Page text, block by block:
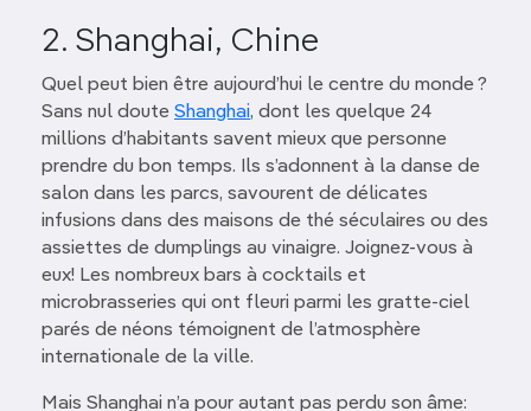
2. Shanghai, Chine
Quel peut bien être aujourd’hui le centre du monde ?
Sans nul doute Shanghai, dont les quelque 24
millions d’habitants savent mieux que personne
prendre du bon temps. Ils s’adonnent à la danse de
salon dans les parcs, savourent de délicates
infusions dans des maisons de thé séculaires ou des
assiettes de dumplings au vinaigre. Joignez-vous à
eux! Les nombreux bars à cocktails et
microbrasseries qui ont fleuri parmi les gratte-ciel
parés de néons témoignent de l’atmosphère
internationale de la ville.
Mais Shanghai n’a pour autant pas perdu son âme: